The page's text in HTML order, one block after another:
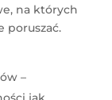
na których
poruszać.
–